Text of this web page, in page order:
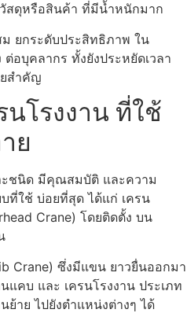
สดุหรือสินค้า ที่มีน้ำหนักมาก
ม ยกระดับประสิทธิภาพ ใน
อบุคลากร ทั้งยังประหยัดเวลา
ยสำคัญ
นโรงงาน ที่ใช้
ย
ะชนิด มีคุณสมบัติ และความ
ที่ใช้ บ่อยที่สุด ได้แก่ เครน
Crane) โดยติดตั้ง บน
Crane) ซึ่งมีแขน ยาวยื่นออกมา
แคบ และ เครนโรงงาน ประเภท
าย ไปยังตำแหน่งต่างๆ ได้